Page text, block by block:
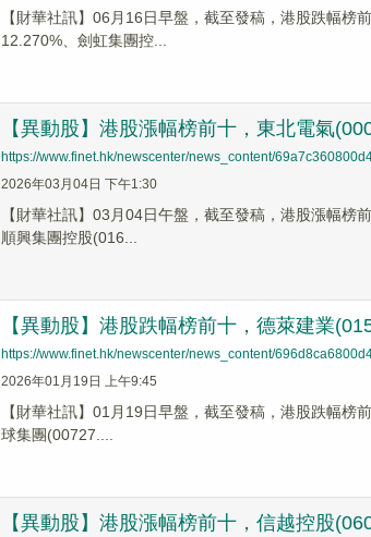
【財華社訊】06月16日早盤，截至發稿，港股跌幅
12.270%、劍虹集團控...
【異動股】港股漲幅榜前十，東北電氣
https://www.finet.hk/newscenter/news_content/
2026年03月04日 下午1:30
【財華社訊】03月04日午盤，截至發稿，港股漲幅
順興集團控股(016...
【異動股】港股跌幅榜前十，德萊建業
https://www.finet.hk/newscenter/news_content/
2026年01月19日 上午9:45
【財華社訊】01月19日早盤，截至發稿，港股跌幅
球集團(00727....
【異動股】港股漲幅榜前十，信越控股